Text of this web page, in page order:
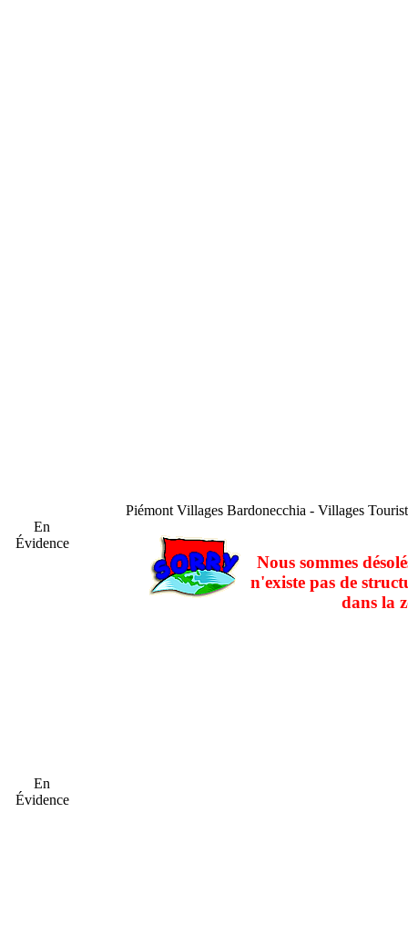
En
Évidence
En
Évidence
Piémont Villages Bardonecchia - Villages
Nous sommes
n'existe pas de
dans la